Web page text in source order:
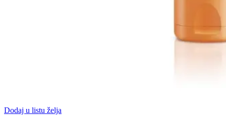
Dodaj u listu želja